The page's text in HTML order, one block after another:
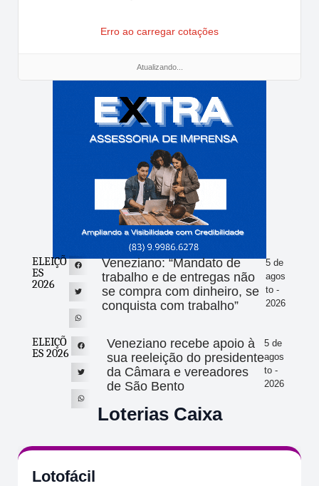
Erro ao carregar cotações
Atualizando...
ELEIÇÕ
ES
2026
Veneziano: “Mandato de
trabalho e de entregas não
se compra com dinheiro, se
conquista com trabalho”
5 de
agos
to -
2026
ELEIÇÕ
ES 2026
Veneziano recebe apoio à
sua reeleição do presidente
da Câmara e vereadores
de São Bento
5 de
agos
to -
2026
Loterias Caixa
Quina